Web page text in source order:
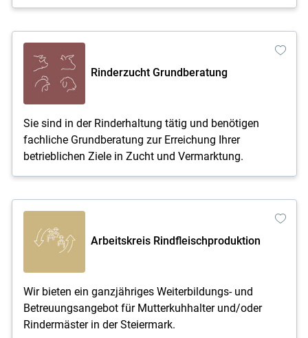
Rinderzucht Grundberatung
Sie sind in der Rinderhaltung tätig und benötigen
fachliche Grundberatung zur Erreichung Ihrer
betrieblichen Ziele in Zucht und Vermarktung.
Arbeitskreis Rindfleischproduktion
Wir bieten ein ganzjähriges Weiterbildungs- und
Betreuungsangebot für Mutterkuhhalter und/oder
Rindermäster in der Steiermark.